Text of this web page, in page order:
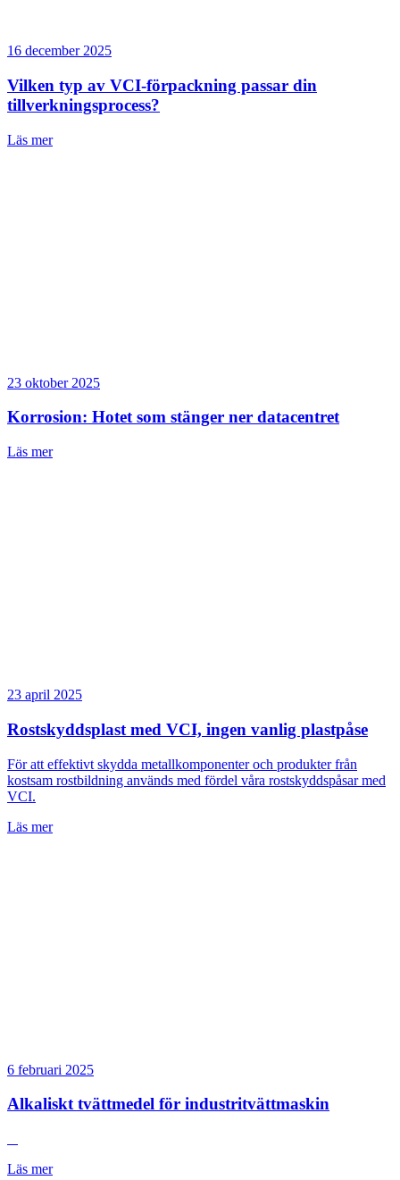
16 december 2025
Vilken typ av VCI-förpackning passar din
tillverkningsprocess?
Läs mer
23 oktober 2025
Korrosion: Hotet som stänger ner datacentret
Läs mer
23 april 2025
Rostskyddsplast med VCI, ingen vanlig plastpåse
För att effektivt skydda metallkomponenter och produkter från
kostsam rostbildning används med fördel våra rostskyddspåsar med
VCI.
Läs mer
6 februari 2025
Alkaliskt tvättmedel för industritvättmaskin
Läs mer